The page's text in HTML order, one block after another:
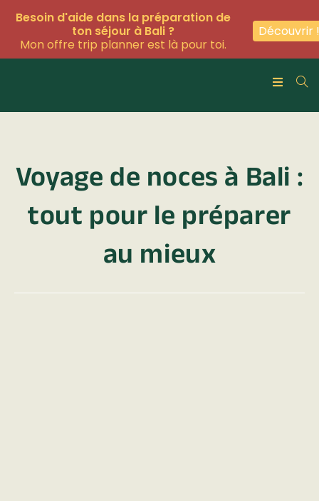
Voyage de noces à Bali :
tout pour le préparer
au mieux
Besoin d'aide dans la préparation de
ton séjour à Bali ?
Mon offre trip planner est là pour toi.
Découvrir